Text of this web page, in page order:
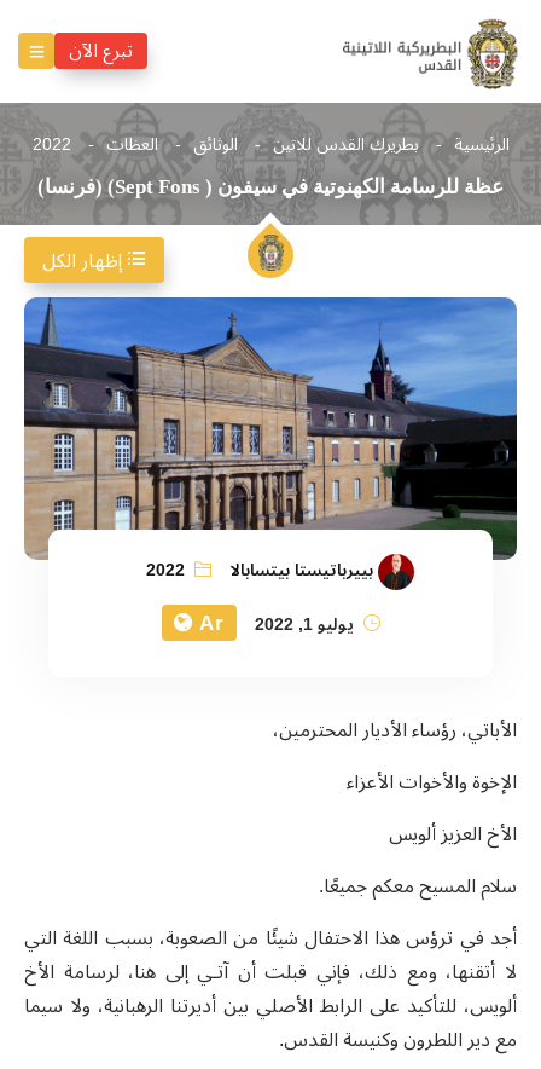
تبرع الآن
الرئيسية بطريرك القدس للاتين الوثائق العظات 2022
عظة للرسامة الكهنوتية في سيفون ( Sept Fons) (فرنسا)
بييرباتيستا بيتسابالا
2022
يوليو 1, 2022
Ar
الأباتي، رؤساء الأديار المحترمين،
الإخوة والأخوات الأعزاء
الأخ العزيز ألويس
سلام المسيح معكم جميعًا.
أجد في ترؤس هذا الاحتفال شيئًا من الصعوبة، بسبب اللغة التي
لا أتقنها، ومع ذلك، فإني قبلت أن آتـي إلى هنا، لرسامة الأخ
ألويس، للتأكيد على الرابط الأصلي بين أديرتنا الرهبانية، ولا سيما
مع دير اللطرون وكنيسة القدس.
إظهار الكل